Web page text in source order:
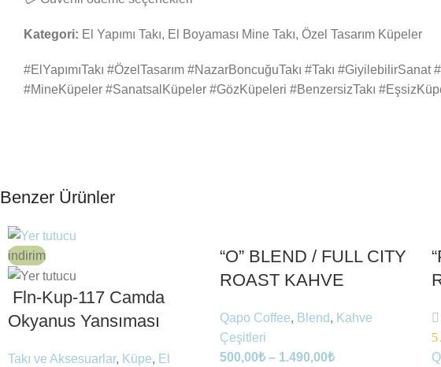
Kategori: El Yapımı Takı, El Boyaması Mine Takı, Özel Tasarım Küpeler
#ElYapımıTakı #ÖzelTasarım #NazarBoncuğuTakı #Takı #GiyilebilirSanat
#MineKüpeler #SanatsalKüpeler #GözKüpeleri #BenzersizTakı
Benzer Ürünler
indirim
Fln-Kup-117 Camda
Okyanus Yansıması
Takı ve Aksesuarlar, Küpe, El
“O” BLEND / FULL CITY
ROAST KAHVE
Qapo Coffee, Blend, Kahve
Çeşitleri
500,00₺ – 1.490,00₺